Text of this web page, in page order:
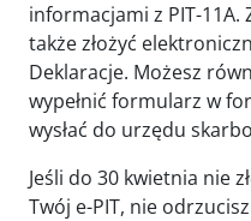
informacjami z PIT-
także złożyć
Deklaracje. Możesz
wypełnić formularz w
wysłać do urzędu
Jeśli do 30 kwietnia nie
Twój e-PIT, nie